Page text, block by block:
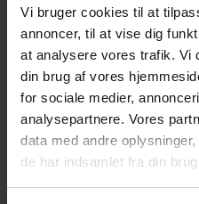
Vi bruger cookies til at
annoncer, til at vise dig
at analysere vores trafik. Vi
din brug af vores
for sociale medier,
analysepartnere. Vores
data med andre
de har indsamlet fra din